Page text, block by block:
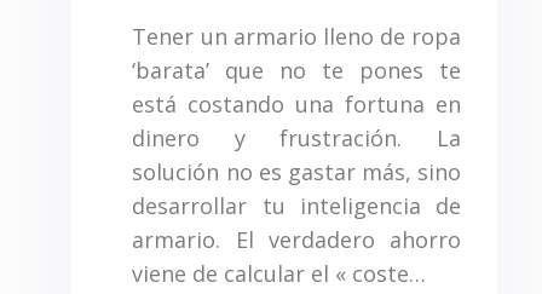
Tener un armario lleno de ropa
‘barata’ que no te pones te
está costando una fortuna en
dinero y frustración. La
solución no es gastar más, sino
desarrollar tu inteligencia de
armario. El verdadero ahorro
viene de calcular el « coste…